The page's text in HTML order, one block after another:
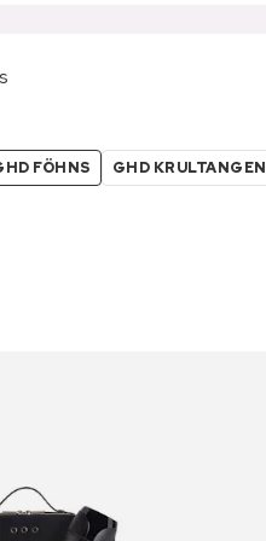
FÖHNS GHD KRULTANGEN